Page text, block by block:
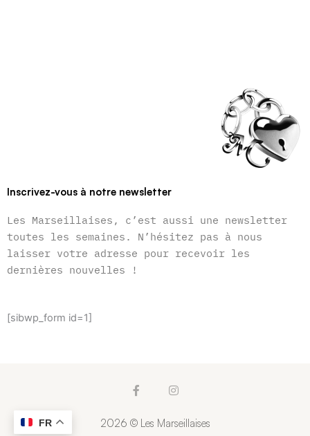
Inscrivez-vous à notre newsletter
Les Marseillaises, c’est aussi une newsletter
toutes les semaines. N’hésitez pas à nous
laisser votre adresse pour recevoir les
dernières nouvelles !
[sibwp_form id=1]
F
a
e
I
t
2026 © Les Marseillaises
FR